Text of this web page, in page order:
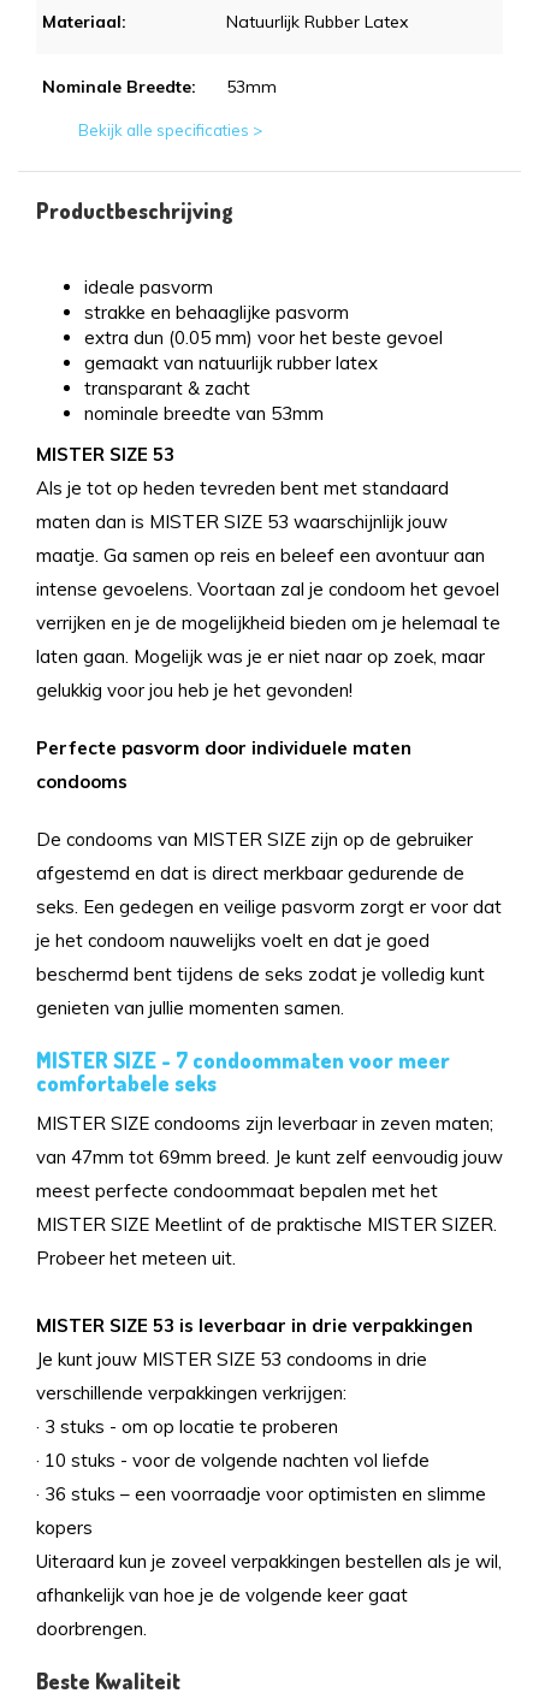
Materiaal: Natuurlijk Rubber Latex
Nominale Breedte: 53mm
Bekijk alle specificaties >
Productbeschrijving
ideale pasvorm
strakke en behaaglijke pasvorm
extra dun (0.05 mm) voor het beste gevoel
gemaakt van natuurlijk rubber latex
transparant & zacht
nominale breedte van 53mm
MISTER SIZE 53
Als je tot op heden tevreden bent met standaard
maten dan is MISTER SIZE 53 waarschijnlijk jouw
maatje. Ga samen op reis en beleef een avontuur aan
intense gevoelens. Voortaan zal je condoom het gevoel
verrijken en je de mogelijkheid bieden om je helemaal te
laten gaan. Mogelijk was je er niet naar op zoek, maar
gelukkig voor jou heb je het gevonden!
Perfecte pasvorm door individuele maten
condooms
De condooms van MISTER SIZE zijn op de gebruiker
afgestemd en dat is direct merkbaar gedurende de
seks. Een gedegen en veilige pasvorm zorgt er voor dat
je het condoom nauwelijks voelt en dat je goed
beschermd bent tijdens de seks zodat je volledig kunt
genieten van jullie momenten samen.
MISTER SIZE - 7 condoommaten voor meer
comfortabele seks
MISTER SIZE condooms zijn leverbaar in zeven maten;
van 47mm tot 69mm breed. Je kunt zelf eenvoudig jouw
meest perfecte condoommaat bepalen met het
MISTER SIZE Meetlint of de praktische MISTER SIZER.
Probeer het meteen uit.
MISTER SIZE 53 is leverbaar in drie verpakkingen
Je kunt jouw MISTER SIZE 53 condooms in drie
verschillende verpakkingen verkrijgen:
· 3 stuks - om op locatie te proberen
· 10 stuks - voor de volgende nachten vol liefde
· 36 stuks – een voorraadje voor optimisten en slimme
kopers
Uiteraard kun je zoveel verpakkingen bestellen als je wil,
afhankelijk van hoe je de volgende keer gaat
doorbrengen.
Beste Kwaliteit